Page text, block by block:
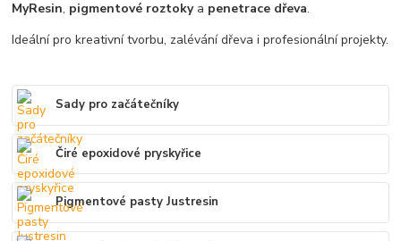
MyResin, pigmentové roztokya penetrace dřeva.
Ideální pro kreativní tvorbu, zalévání dřeva i profesionální projekty.
Sady pro začátečníky
Čiré epoxidové pryskyřice
Pigmentové pasty Justresin